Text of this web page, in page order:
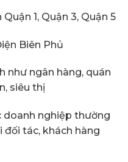
1, Quận 3, Quận 5
Biên Phủ
như ngân hàng, quán
siêu thị
doanh nghiệp thường
đối tác, khách hàng